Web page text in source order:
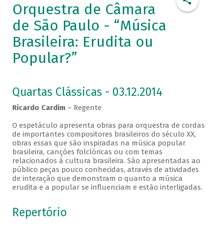
Orquestra de Câmara
de São Paulo - “Música
Brasileira: Erudita ou
Popular?”
Quartas Clássicas - 03.12.2014
Ricardo Cardim – Regente
O espetáculo apresenta obras para orquestra de cordas
de importantes compositores brasileiros do século XX,
obras essas que são inspiradas na música popular
brasileira, canções folclóricas ou com temas
relacionados à cultura brasileira. São apresentadas ao
público peças pouco conhecidas, através de atividades
de interação que demonstram o quanto a música
erudita e a popular se influenciam e estão interligadas.
Repertório